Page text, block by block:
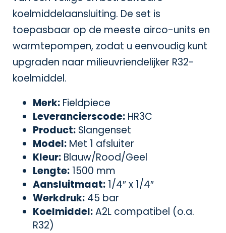
koelmiddelaansluiting. De set is
toepasbaar op de meeste airco-units en
warmtepompen, zodat u eenvoudig kunt
upgraden naar milieuvriendelijker R32-
koelmiddel.
Merk: Fieldpiece
Leverancierscode: HR3C
Product: Slangenset
Model: Met 1 afsluiter
Kleur: Blauw/Rood/Geel
Lengte: 1500 mm
Aansluitmaat: 1/4″ x 1/4″
Werkdruk: 45 bar
Koelmiddel:A2L compatibel (o.a.
R32)